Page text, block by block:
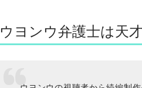
ウヨンウ弁護士は天